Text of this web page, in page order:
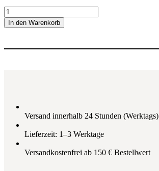
1
6
I
1
In den Warenkorb
Versand innerhalb 24 Stunden (Werktags)
Lieferzeit: 1–3 Werktage
Versandkostenfrei ab 150 € Bestellwert